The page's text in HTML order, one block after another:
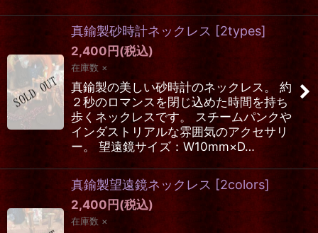
真鍮製砂時計ネックレス [2types]
2,400 円 (税込)
在庫数 ×
真鍮製の美しい砂時計のネックレス。 約
２秒のロマンスを閉じ込めた時間を持ち
歩くネックレスです。 スチームパンクや
インダストリアルな雰囲気のアクセサリ
ー。 望遠鏡サイズ：W10mm×D…
真鍮製望遠鏡ネックレス [2colors]
2,400 円 (税込)
在庫数 ×